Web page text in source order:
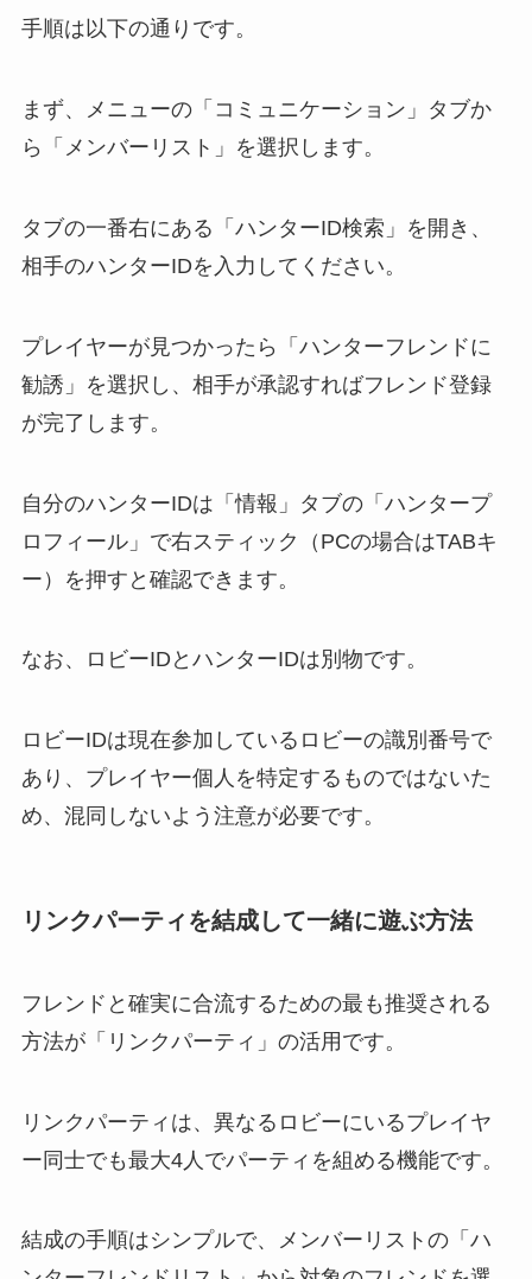
手順は以下の通りです。
まず、メニューの「コミュニケーション」タブか
ら「メンバーリスト」を選択します。
タブの一番右にある「ハンターID検索」を開き、
相手のハンターIDを入力してください。
プレイヤーが見つかったら「ハンターフレンドに
勧誘」を選択し、相手が承認すればフレンド登録
が完了します。
自分のハンターIDは「情報」タブの「ハンタープ
ロフィール」で右スティック（PCの場合はTABキ
ー）を押すと確認できます。
なお、ロビーIDとハンターIDは別物です。
ロビーIDは現在参加しているロビーの識別番号で
あり、プレイヤー個人を特定するものではないた
め、混同しないよう注意が必要です。
リンクパーティを結成して一緒に遊ぶ方法
フレンドと確実に合流するための最も推奨される
方法が「リンクパーティ」の活用です。
リンクパーティは、異なるロビーにいるプレイヤ
ー同士でも最大4人でパーティを組める機能です。
結成の手順はシンプルで、メンバーリストの「ハ